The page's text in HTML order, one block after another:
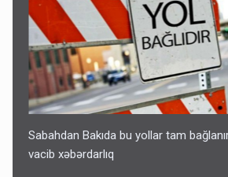
Sabahdan Bakıda bu yollar tam
vacib xəbərdarlıq